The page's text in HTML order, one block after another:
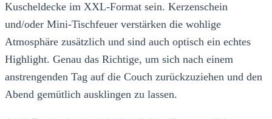
Kuscheldecke im XXL-Format sein. Kerzenschein
und/oder Mini-Tischfeuer verstärken die wohlige
Atmosphäre zusätzlich und sind auch optisch ein echtes
Highlight. Genau das Richtige, um sich nach einem
anstrengenden Tag auf die Couch zurückzuziehen und den
Abend gemütlich ausklingen zu lassen.